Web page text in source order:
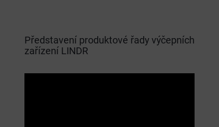
Představení produktové řady výčepních
zařízení LINDR